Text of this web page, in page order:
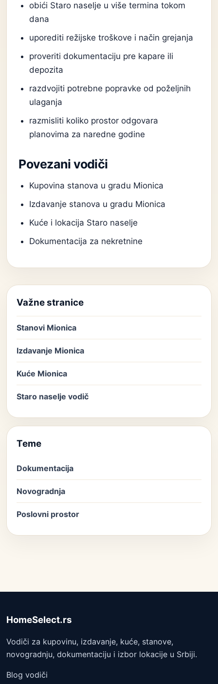
obići Staro naselje u više termina tokom
dana
uporediti režijske troškove i način grejanja
proveriti dokumentaciju pre kapare ili
depozita
razdvojiti potrebne popravke od poželjnih
ulaganja
razmisliti koliko prostor odgovara
planovima za naredne godine
Povezani vodiči
Kupovina stanova u gradu Mionica
Izdavanje stanova u gradu Mionica
Kuće i lokacija Staro naselje
Dokumentacija za nekretnine
Važne stranice
Stanovi Mionica
Izdavanje Mionica
Kuće Mionica
Staro naselje vodič
Teme
Dokumentacija
Novogradnja
Poslovni prostor
HomeSelect.rs
Vodiči za kupovinu, izdavanje, kuće, stanove,
novogradnju, dokumentaciju i izbor lokacije u Srbiji.
Blog vodiči